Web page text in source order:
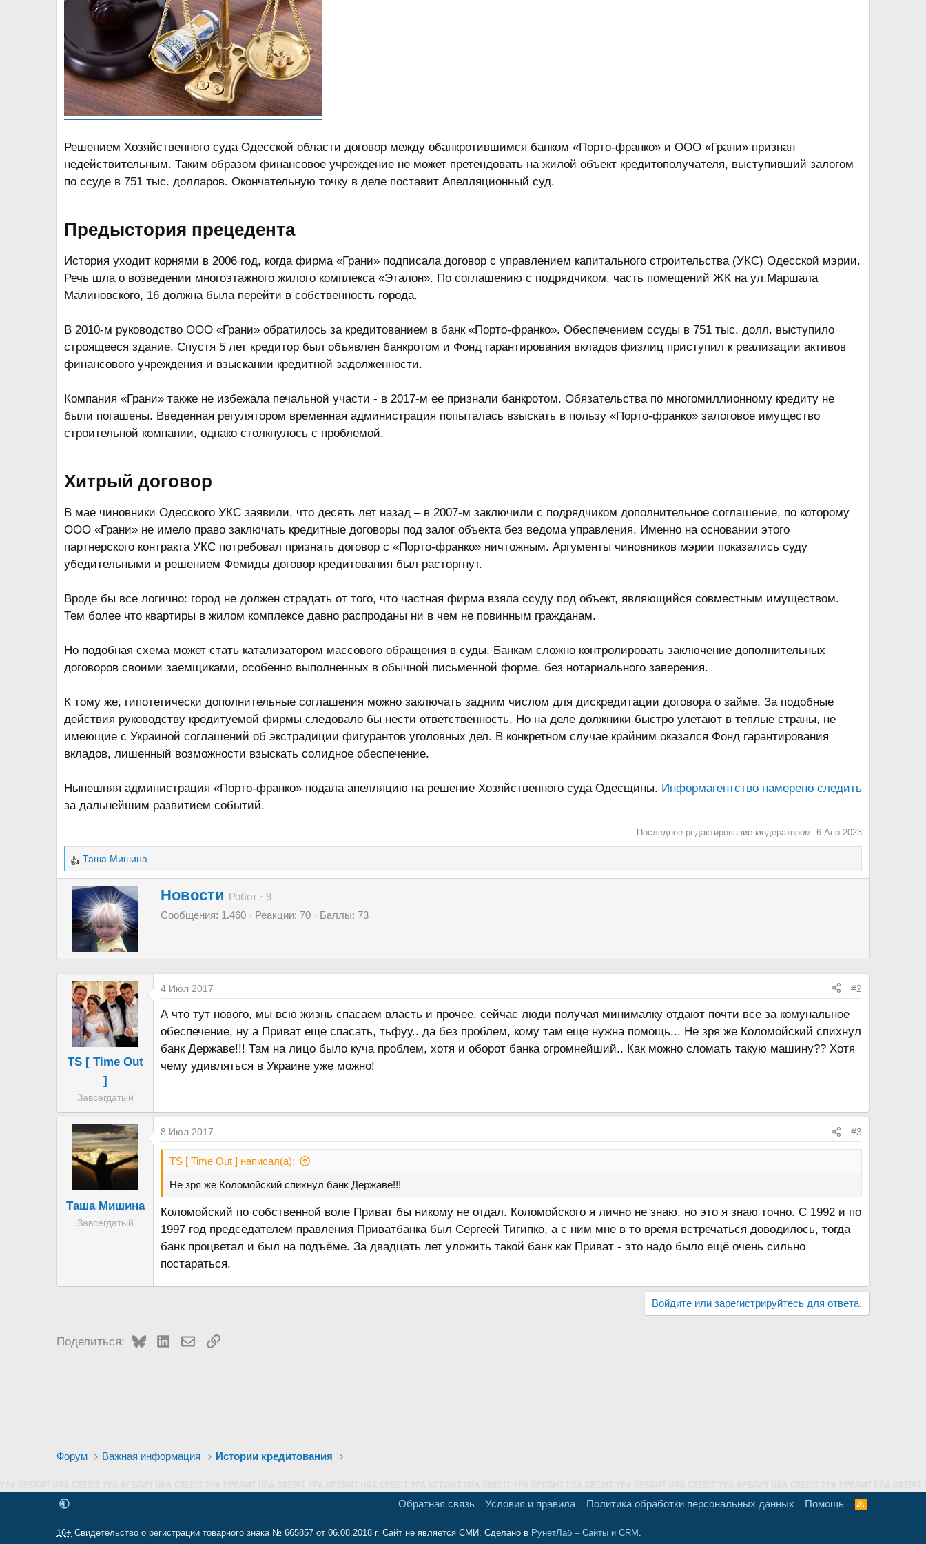
а
а
Решением Хозяйственного суда Одесской области договор между обанкротившимся банком «Порто-франко» и ООО «Грани» признан
недействительным. Таким образом финансовое учреждение не может претендовать на жилой объект кредитополучателя, выступивший залогом
по ссуде в 751 тыс. долларов. Окончательную точку в деле поставит Апелляционный суд.
Предыстория прецедента​
История уходит корнями в 2006 год, когда фирма «Грани» подписала договор с управлением капитального строительства (УКС) Одесской мэрии.
Речь шла о возведении многоэтажного жилого комплекса «Эталон». По соглашению с подрядчиком, часть помещений ЖК на ул.Маршала
Малиновского, 16 должна была перейти в собственность города.
В 2010-м руководство ООО «Грани» обратилось за кредитованием в банк «Порто-франко». Обеспечением ссуды в 751 тыс. долл. выступило
строящееся здание. Спустя 5 лет кредитор был объявлен банкротом и Фонд гарантирования вкладов физлиц приступил к реализации активов
финансового учреждения и взыскании кредитной задолженности.
Компания «Грани» также не избежала печальной участи - в 2017-м ее признали банкротом. Обязательства по многомиллионному кредиту не
были погашены. Введенная регулятором временная администрация попыталась взыскать в пользу «Порто-франко» залоговое имущество
строительной компании, однако столкнулось с проблемой.
Хитрый договор​
В мае чиновники Одесского УКС заявили, что десять лет назад – в 2007-м заключили с подрядчиком дополнительное соглашение, по которому
ООО «Грани» не имело право заключать кредитные договоры под залог объекта без ведома управления. Именно на основании этого
партнерского контракта УКС потребовал признать договор с «Порто-франко» ничтожным. Аргументы чиновников мэрии показались суду
убедительными и решением Фемиды договор кредитования был расторгнут.
Вроде бы все логично: город не должен страдать от того, что частная фирма взяла ссуду под объект, являющийся совместным имуществом.
Тем более что квартиры в жилом комплексе давно распроданы ни в чем не повинным гражданам.
Но подобная схема может стать катализатором массового обращения в суды. Банкам сложно контролировать заключение дополнительных
договоров своими заемщиками, особенно выполненных в обычной письменной форме, без нотариального заверения.
К тому же, гипотетически дополнительные соглашения можно заключать задним числом для дискредитации договора о займе. За подобные
действия руководству кредитуемой фирмы следовало бы нести ответственность. Но на деле должники быстро улетают в теплые страны, не
имеющие с Украиной соглашений об экстрадиции фигурантов уголовных дел. В конкретном случае крайним оказался Фонд гарантирования
вкладов, лишенный возможности взыскать солидное обеспечение.
Нынешняя администрация «Порто-франко» подала апелляцию на решение Хозяйственного суда Одесщины. Информагентство намерено следить
за дальнейшим развитием событий.
Последнее редактирование модератором: 6 Апр 2023
Р
е
к
ц
Таша Мишина
А
р
Новости Робот · 9
Сообщения 1.460 Реакции 70 Баллы 73
TS [ Time Out
]
Завсегдатый
4 Июл 2017 #2
А что тут нового, мы всю жизнь спасаем власть и прочее, сейчас люди получая минималку отдают почти все за комунальное
обеспечение, ну а Приват еще спасать, тьфуу.. да без проблем, кому там еще нужна помощь... Не зря же Коломойский спихнул
банк Державе!!! Там на лицо было куча проблем, хотя и оборот банка огромнейший.. Как можно сломать такую машину?? Хотя
чему удивляться в Украине уже можно!
Таша Мишина
Завсегдатый
8 Июл 2017 #3
TS [ Time Out ] написал(а):
Не зря же Коломойский спихнул банк Державе!!!
Коломойский по собственной воле Приват бы никому не отдал. Коломойского я лично не знаю, но это я знаю точно. С 1992 и по
1997 год председателем правления Приватбанка был Сергеей Тигипко, а с ним мне в то время встречаться доводилось, тогда
банк процветал и был на подъёме. За двадцать лет уложить такой банк как Приват - это надо было ещё очень сильно
постараться.
Войдите или зарегистрируйтесь для ответа.
Поделиться: BlueskyLinkedInЭлектронная почта
Ссылка
Форум Важная информация Истории кредитования
Обратная связь Условия и правила Политика обработки персональных данных Помощь
16+ Свидетельство о регистрации товарного знака № 665857 от 06.08.2018 г. Сайт не является СМИ. Сделано в РунетЛаб – Сайты и CRM .